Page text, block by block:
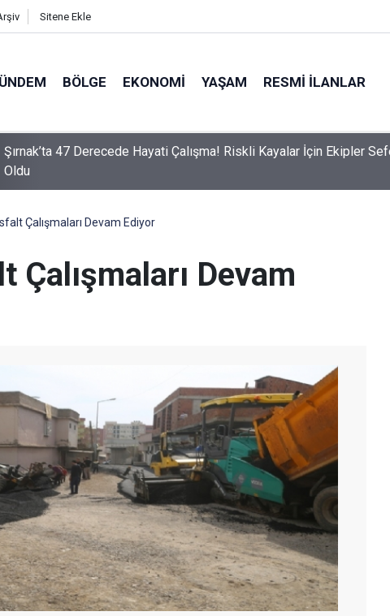
Sitene Ekle
BÖLGE EKONOMI YAŞAM RESMI İLANLAR
Cizre’de Zirai İlaç Satış Noktaları Denetlendi
Çalışmaları Devam Ediyor
Çalışmaları Devam